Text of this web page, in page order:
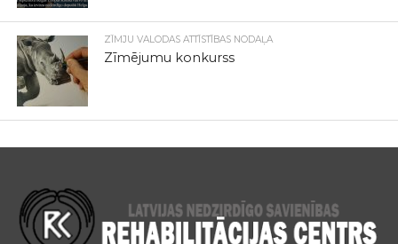
ZĪMJU VALODAS ATTĪSTĪBAS NODAĻA
Zīmējumu konkurss